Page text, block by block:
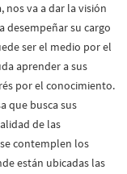
va a dar la visión
desempeñar su cargo
ser el medio por el
aprender a sus
por el conocimiento.
que busca sus
de las
contemplen los
están ubicadas las